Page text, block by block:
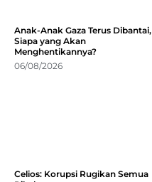
Anak-Anak Gaza Terus Dibantai,
Siapa yang Akan
Menghentikannya?
06/08/2026
Celios: Korupsi Rugikan Semua